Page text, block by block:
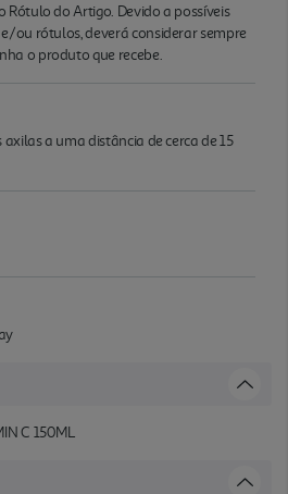
do Artigo. Devido a possíveis
ou rótulos, deverá considerar sempre
o produto que recebe.
a uma distância de cerca de 15
C 150ML